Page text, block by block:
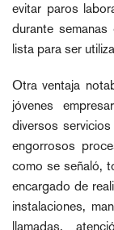
evitar paros
durante
lista para ser
Otra ventaja
jóvenes
diversos
engorrosos
como se señaló,
encargado de
instalaciones,
llamadas,